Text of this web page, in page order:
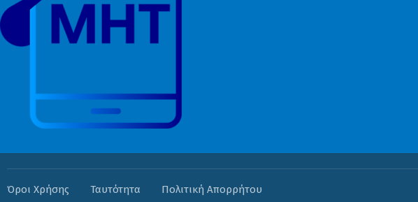
Όροι Χρήσης Ταυτότητα Πολιτική Απορρήτου